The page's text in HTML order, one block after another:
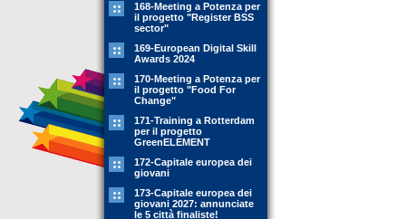
168-Meeting a Potenza per
il progetto "Register BSS
sector"
169-European Digital Skill
Awards 2024
170-Meeting a Potenza per
il progetto "Food For
Change"
171-Training a Rotterdam
per il progetto
GreenELEMENT
172-Capitale europea dei
giovani
173-Capitale europea dei
giovani 2027: annunciate
le 5 città finaliste!